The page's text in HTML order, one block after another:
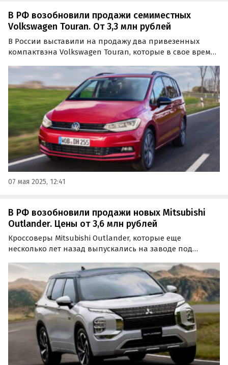
В РФ возобновили продажи семиместных
Volkswagen Touran. От 3,3 млн рублей
В России выставили на продажу два привезенных
компактвэна Volkswagen Touran, которые в свое время
находятся в Воронеже и Ростове-на-Дону, но стоят
одинаково — по 3 299 000 рублей, сообщил портал…
07 мая 2025, 12:41
В РФ возобновили продажи новых Mitsubishi
Outlander. Цены от 3,6 млн рублей
Кроссоверы Mitsubishi Outlander, которые еще
несколько лет назад выпускались на заводе под
рубежа. Цены на них с учетом утильсбора и других
сопутствующих расходов на одном из классифайдов…